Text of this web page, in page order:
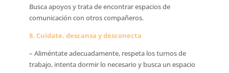
Busca apoyos y trata de encontrar espacios de
comunicación con otros compañeros.
8. Cuídate, descansa y desconecta
– Aliméntate adecuadamente, respeta los turnos de
trabajo, intenta dormir lo necesario y busca un espacio